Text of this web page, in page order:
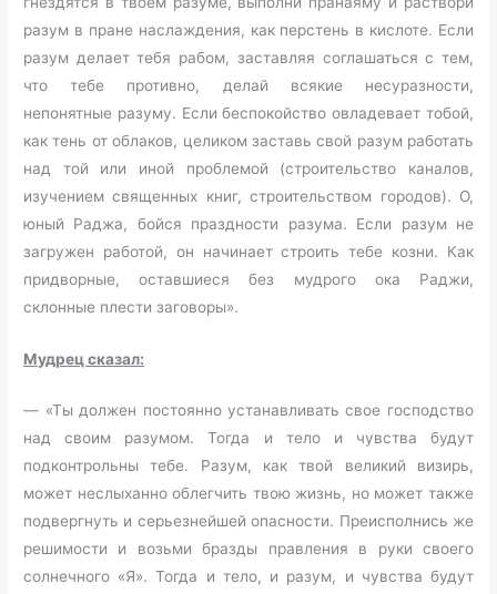
разум в пране наслаждения, как перстень в кислоте. Если
разум делает тебя рабом, заставляя соглашаться с тем,
что тебе противно, делай всякие несуразности,
непонятные разуму. Если беспокойство овладевает тобой,
как тень от облаков, целиком заставь свой разум работать
над той или иной проблемой (строительство каналов,
изучением священных книг, строительством городов). О,
юный Раджа, бойся праздности разума. Если разум не
загружен работой, он начинает строить тебе козни. Как
придворные, оставшиеся без мудрого ока Раджи,
склонные плести заговоры».
Мудрец сказал:
— «Ты должен постоянно устанавливать свое господство
над своим разумом. Тогда и тело и чувства будут
подконтрольны тебе. Разум, как твой великий визирь,
может неслыханно облегчить твою жизнь, но может также
подвергнуть и серьезнейшей опасности. Преисполнись же
решимости и возьми бразды правления в руки своего
солнечного «Я». Тогда и тело, и разум, и чувства будут